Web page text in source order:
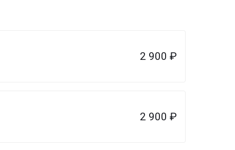
2 900 ₽
2 900 ₽